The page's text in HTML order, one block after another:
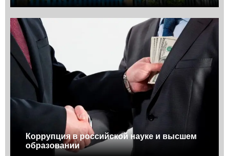
Коррупция в российской науке и высшем
образовании